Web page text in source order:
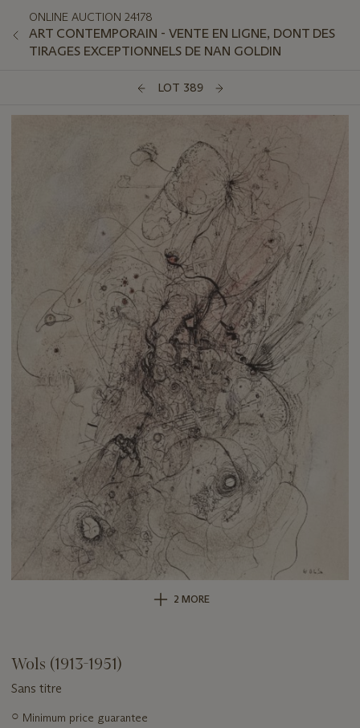
ONLINE AUCTION 24178
ART CONTEMPORAIN - VENTE EN LIGNE, DONT DES
TIRAGES EXCEPTIONNELS DE NAN GOLDIN
LOT 389
2 MORE
Wols (1913-1951)
Sans titre
Important
○ Minimum price guarantee